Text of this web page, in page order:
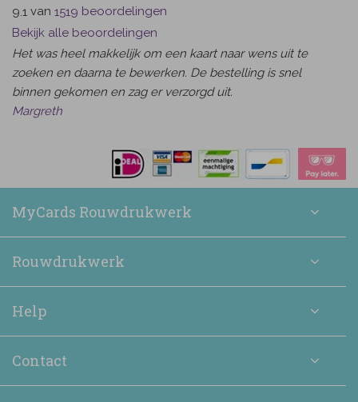
9.1 van 1519 beoordelingen
Bekijk alle beoordelingen
Het was heel makkelijk om een kaart naar wens uit te
zoeken en daarna te bewerken. De bestelling is snel
binnen gekomen en zag er verzorgd uit.
Margreth
MyCards Rouwdrukwerk
Rouwdrukwerk
Help
Contact